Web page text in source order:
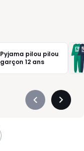
Pyjama pilou pilou
garçon 12 ans
Précédent